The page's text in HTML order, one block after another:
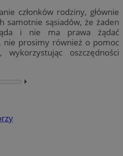
członków rodziny, głównie
samotnie sąsiadów, że żaden
i nie ma prawa żądać
nie prosimy również o pomoc
oszczędności
⏵︎